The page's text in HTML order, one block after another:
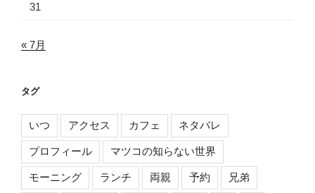
31
« 7月
タグ
いつ アクセス カフェ ネタバレ
プロフィール マツコの知らない世界
モーニング ランチ 両親 予約 兄弟